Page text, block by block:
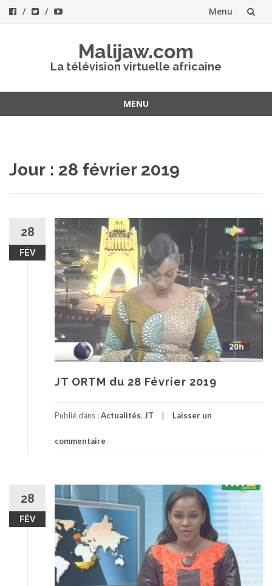
Menu
Malijaw.com
La télévision virtuelle africaine
MENU
Jour : 28 février 2019
28
FÉV
JT ORTM du 28 Février 2019
Publié dans :Actualités, JT Laisser un
commentaire
28
FÉV